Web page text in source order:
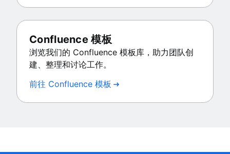
Confluence 模板
浏览我们的 Confluence 模板库，助力团队创
建、整理和讨论工作。
前往 Confluence 模板